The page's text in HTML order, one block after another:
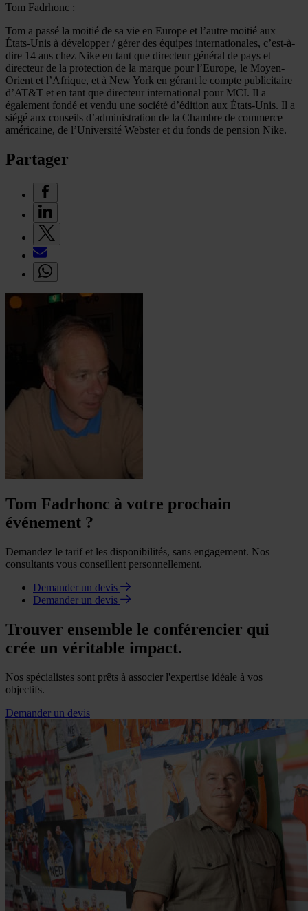
Tom Fadrhonc :
Tom a passé la moitié de sa vie en Europe et l’autre moitié aux
États-Unis à développer / gérer des équipes internationales, c’est-à-
dire 14 ans chez Nike en tant que directeur général de pays et
directeur de la protection de la marque pour l’Europe, le Moyen-
Orient et l’Afrique, et à New York en gérant le compte publicitaire
d’AT&T et en tant que directeur international pour MCI. Il a
également fondé et vendu une société d’édition aux États-Unis. Il a
siégé aux conseils d’administration de la Chambre de commerce
américaine, de l’Université Webster et du fonds de pension Nike.
Partager
Tom Fadrhonc à votre prochain
événement ?
Demandez le tarif et les disponibilités, sans engagement. Nos
consultants vous conseillent personnellement.
Demander un devis
Demander un devis
Trouver ensemble le conférencier qui
crée un véritable impact.
Nos spécialistes sont prêts à associer l'expertise idéale à vos
objectifs.
Demander un devis